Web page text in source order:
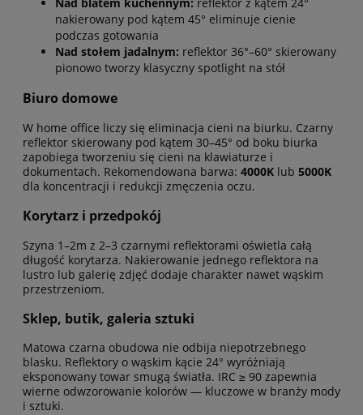
nakierowany pod kątem 45° eliminuje cienie
podczas gotowania
Nad stołem jadalnym: reflektor 36°–60° skierowany
pionowo tworzy klasyczny spotlight na stół
Biuro domowe
W home office liczy się eliminacja cieni na biurku. Czarny
reflektor skierowany pod kątem 30–45° od boku biurka
zapobiega tworzeniu się cieni na klawiaturze i
dokumentach. Rekomendowana barwa: 4000K lub 5000K
dla koncentracji i redukcji zmęczenia oczu.
Korytarz i przedpokój
Szyna 1–2m z 2–3 czarnymi reflektorami oświetla całą
długość korytarza. Nakierowanie jednego reflektora na
lustro lub galerię zdjęć dodaje charakter nawet wąskim
przestrzeniom.
Sklep, butik, galeria sztuki
Matowa czarna obudowa nie odbija niepotrzebnego
blasku. Reflektory o wąskim kącie 24° wyróżniają
eksponowany towar smugą światła. IRC ≥ 90 zapewnia
wierne odwzorowanie kolorów — kluczowe w branży mody
i sztuki.